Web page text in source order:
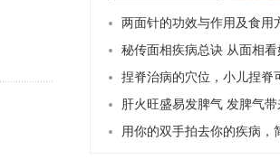
两面针的功效与作用及食用
秘传面相疾病总诀 从面相看
捏脊治病的穴位，小儿捏脊
病
肝火旺盛易发脾气 发脾气
用你的双手拍去你的疾病，